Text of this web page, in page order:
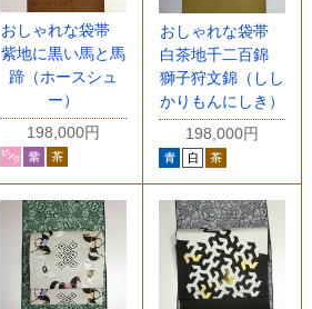
おしゃれな袋帯
紫地に黒い馬と馬
蹄（ホースシュ
ー）
198,000円
おしゃれな袋帯
白茶地千二百錦
獅子狩文錦（しし
かりもんにしき）
198,000円